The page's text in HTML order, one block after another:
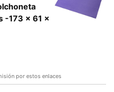
-173 x 61 x
por estos enlaces